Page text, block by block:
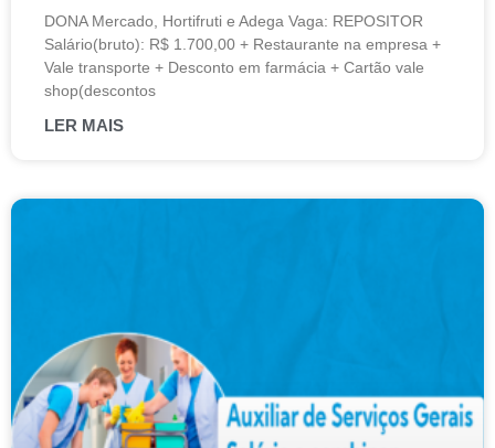
DONA Mercado, Hortifruti e Adega Vaga: REPOSITOR
Salário(bruto): R$ 1.700,00 + Restaurante na empresa +
Vale transporte + Desconto em farmácia + Cartão vale
shop(descontos
LER MAIS